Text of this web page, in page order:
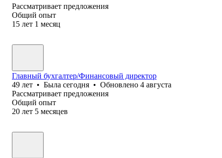
Рассматривает предложения
Общий опыт
15 лет 1 месяц
Главный бухгалтер/Финансовый директор
49 лет • Была сегодня • Обновлено 4 августа
Рассматривает предложения
Общий опыт
20 лет 5 месяцев